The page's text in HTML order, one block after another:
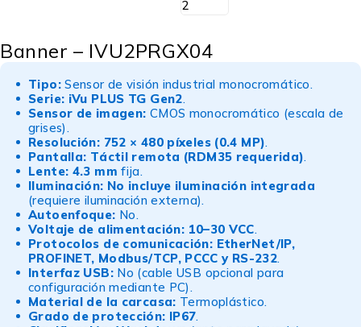
Banner – IVU2PRGX04
Tipo:Sensor de visión industrial monocromático.
Serie: iVu PLUS TG Gen2.
Sensor de imagen: CMOS monocromático (escala de
grises).
Resolución: 752 × 480 píxeles (0.4 MP).
Pantalla: Táctil remota (RDM35 requerida).
Lente: 4.3 mm fija.
Iluminación: No incluye iluminación integrada
(requiere iluminación externa).
Autoenfoque: No.
Voltaje de alimentación: 10–30 VCC.
Protocolos de comunicación: EtherNet/IP,
PROFINET, Modbus/TCP, PCCC y RS-232.
Interfaz USB:No (cable USB opcional para
configuración mediante PC).
Material de la carcasa: Termoplástico.
Grado de protección: IP67.